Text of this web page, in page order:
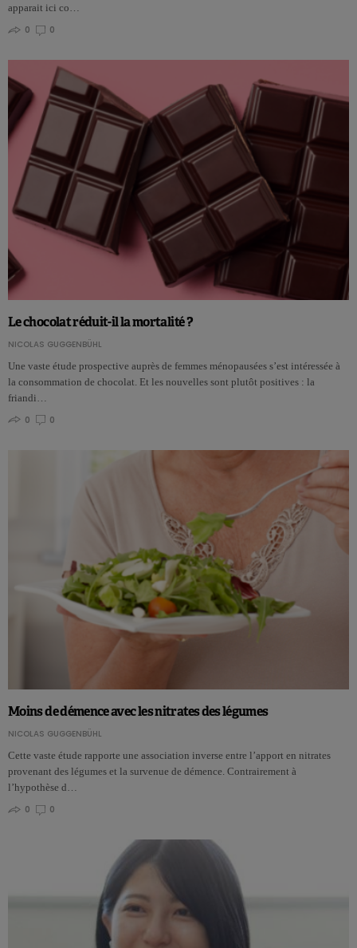
apparait ici co…
0
0
Le chocolat réduit-il la mortalité ?
NICOLAS GUGGENBÜHL
Une vaste étude prospective auprès de femmes ménopausées s’est intéressée à
la consommation de chocolat. Et les nouvelles sont plutôt positives : la
friandi…
0
0
Moins de démence avec les nitrates des légumes
NICOLAS GUGGENBÜHL
Cette vaste étude rapporte une association inverse entre l’apport en nitrates
provenant des légumes et la survenue de démence. Contrairement à
l’hypothèse d…
0
0